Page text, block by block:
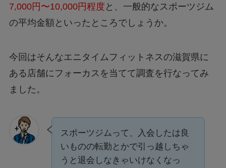
7,000円〜10,000円程度 と、一般的なスポーツジム
の平均金額といったところでしょうか。
今回はそんなエニタイムフィットネスの滋賀県に
ある店舗にフォーカスを当てて調査を行なってみ
ました。
スポーツジムって、入会したは良
いものの転勤とかで引っ越しちゃ
うと退会しなきゃいけなくなっ